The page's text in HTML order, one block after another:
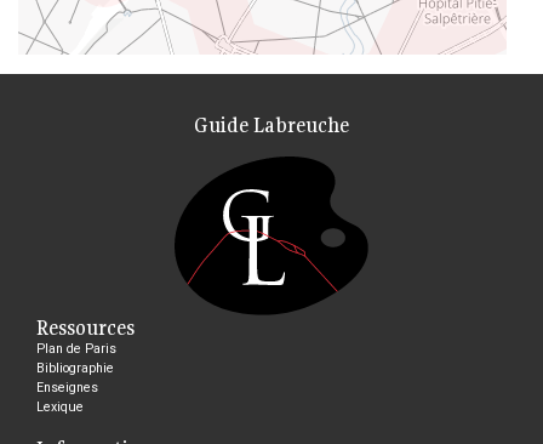
Guide Labreuche
Ressources
Plan de Paris
Bibliographie
Enseignes
Lexique